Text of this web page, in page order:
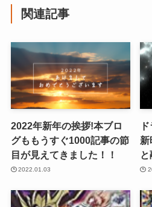
関連記事
2022年新年の挨拶!本ブロ
グももうすぐ1000記事の節
目が見えてきました！！
2022.01.03
新